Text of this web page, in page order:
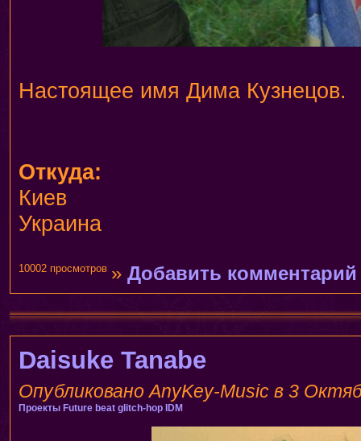
Настоящее имя Дима Кузнецов.
Откуда:
Киев
Украина
»Добавить комментарий
10002 просмотров
Daisuke Tanabe
Опубликовано AnyKey-Music в 3
Проекты Future beat glitch-hop IDM